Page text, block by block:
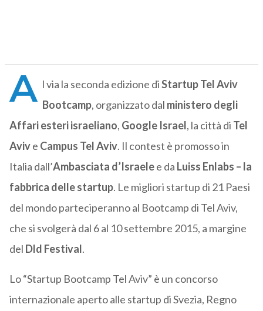
A l via la seconda edizione diStartup Tel Aviv
Bootcamp, organizzato dal ministero degli
Affari esteri israeliano, Google Israel, la città di Tel
Avive Campus Tel Aviv. Il contest è promosso in
Italia dall’Ambasciata d’Israelee da Luiss Enlabs – la
fabbrica delle startup. Le migliori startup di 21 Paesi
del mondo parteciperanno al Bootcamp di Tel Aviv,
che si svolgerà dal 6 al 10 settembre 2015, a margine
del Dld Festival.
Lo “Startup Bootcamp Tel Aviv” è un concorso
internazionale aperto alle startup di Svezia, Regno